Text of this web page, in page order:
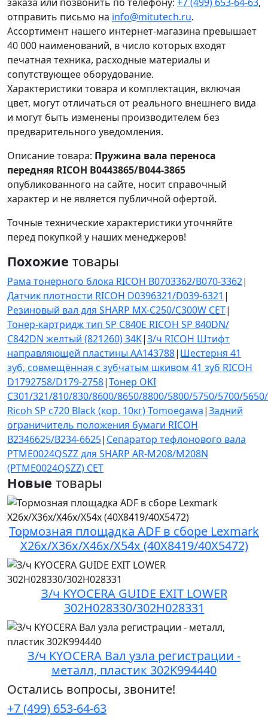
отправить письмо на info@mitutech.ru.
Ассортимент нашего интернет-магазина превышает
40 000 наименований, в число которых входят
печатная техника, расходные материалы и
сопутствующее оборудование.
Характеристики товара и комплектация, включая
цвет, могут отличаться от реального внешнего вида
и могут быть изменены производителем без
предварительного уведомления.
Описание товара: Пружина вала переноса
передняя RICOH B0443865/B044-3865
опубликованного на сайте, носит справочный
характер и не является публичной офертой.
Точные технические характеристики уточняйте
перед покупкой у наших менеджеров!
Похожие товары
Рама тонерного блока RICOH B0703362/B070-3362|
Датчик плотности RICOH D0396321/D039-6321 |
Резиновый вал для SHARP MX-C250/C300W CET|
Тонер-картридж тип SP C840E RICOH SP 840DN/
C842DN желтый (821260) 34K|З/ч RICOH Штифт
направляющей пластины AA143788| Шестерня 41
зуб, совмещённая с зубчатым шкивом 41 зуб RICOH
D1792758/D179-2758|Тонер OKI
C301/321/810/830/8600/8650/8800/5800/5750/5700/
Ricoh SP c720 Black (кор. 10кг) Tomoegawa|Задний
ограничитель положения бумаги RICOH
B2346625/B234-6625| Сепаратор тефлонового вала
PTME0024QSZZ для SHARP AR-M208/M208N
(PTME0024QSZZ) CET
Новые товары
Тормозная площадка ADF в сборе Lexmark
X26x/X36x/X46x/X54x (40X8419/40X5472)
З/ч KYOCERA GUIDE EXIT LOWER
302H028330/302H028331
З/ч KYOCERA Вал узла регистрации -
металл, пластик 302K994440
Остались вопросы, звоните!
+7 (499) 653-64-63